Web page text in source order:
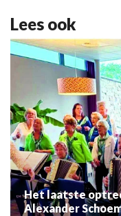
Lees ook
Het laatste
Alexander